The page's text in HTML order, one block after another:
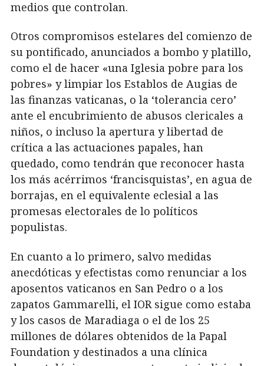
medios que controlan.
Otros compromisos estelares del comienzo de
su pontificado, anunciados a bombo y platillo,
como el de hacer «una Iglesia pobre para los
pobres» y limpiar los Establos de Augias de
las finanzas vaticanas, o la ‘tolerancia cero’
ante el encubrimiento de abusos clericales a
niños, o incluso la apertura y libertad de
crítica a las actuaciones papales, han
quedado, como tendrán que reconocer hasta
los más acérrimos ‘francisquistas’, en agua de
borrajas, en el equivalente eclesial a las
promesas electorales de lo políticos
populistas.
En cuanto a lo primero, salvo medidas
anecdóticas y efectistas como renunciar a los
aposentos vaticanos en San Pedro o a los
zapatos Gammarelli, el IOR sigue como estaba
y los casos de Maradiaga o el de los 25
millones de dólares obtenidos de la Papal
Foundation y destinados a una clínica